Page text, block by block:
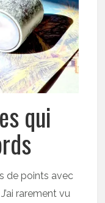
qui
de points avec
J’ai rarement vu